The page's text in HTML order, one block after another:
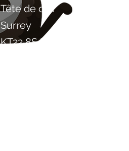
Tête de cuir
Surrey
KT22 8SJ